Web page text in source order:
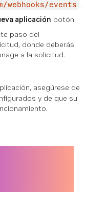
webhooks/events
.
aplicación botón.
paso del
donde deberás
a la solicitud.
asegúrese de
y de que su